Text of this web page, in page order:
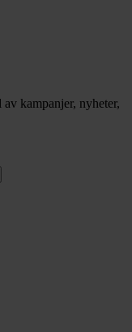
kampanjer, nyheter,